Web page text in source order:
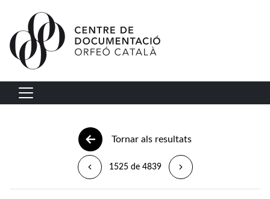
Vés al contingut
Navegació principal
Tornar als resultats
1525 de 4839